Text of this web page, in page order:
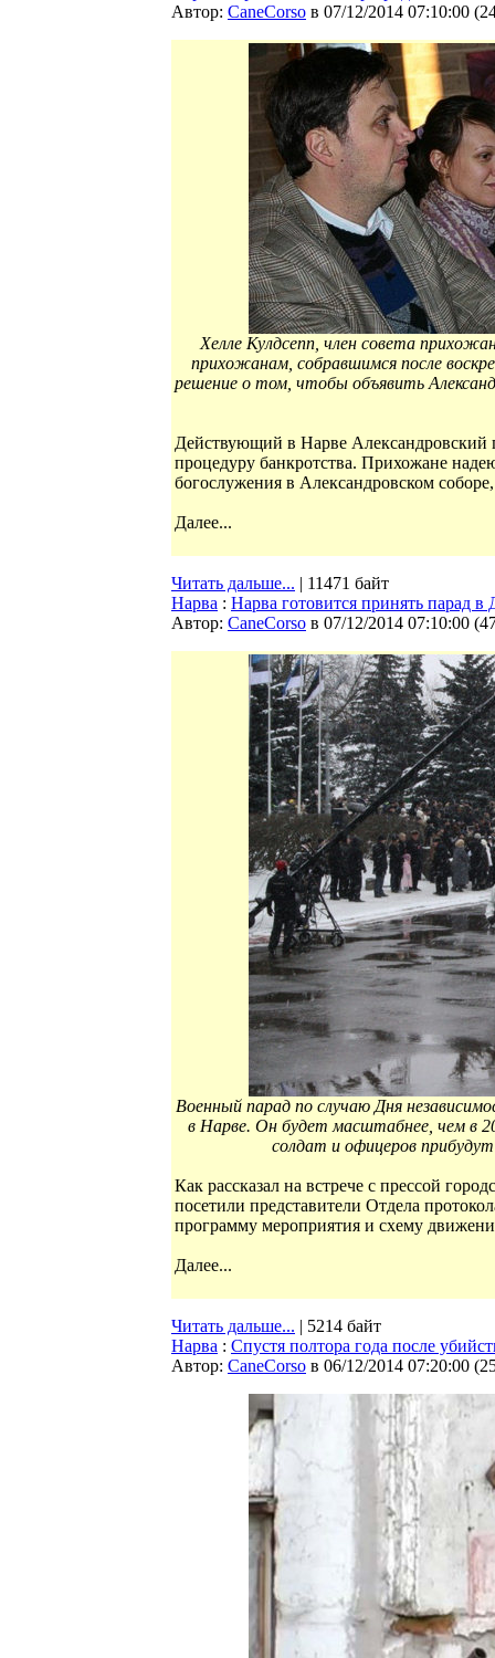
Автор: CaneCorso в 07/12/2014 07:10:00 (
Хелле Кулдсепп, член совета
прихожанам, собравшимся после
решение о том, чтобы объявить
Действующий в Нарве Александровский
процедуру банкротства. Прихожане
богослужения в Александровском
Далее...
Читать дальше... | 11471 байт
Нарва : Нарва готовится принять парад
Автор: CaneCorso в 07/12/2014 07:10:00 (
Военный парад по случаю Дня
в Нарве. Он будет масштабнее, чем в
солдат и офицеров
Как рассказал на встрече с прессой
посетили представители Отдела
программу мероприятия и схему
Далее...
Читать дальше... | 5214 байт
Нарва : Спустя полтора года после
Автор: CaneCorso в 06/12/2014 07:20:00 (